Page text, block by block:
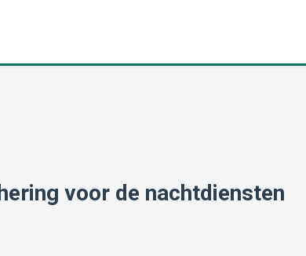
voor de nachtdiensten